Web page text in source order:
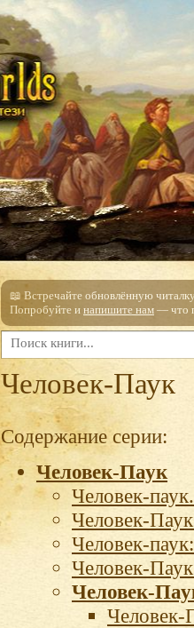
📖 Встречайте обновлённую
Попробуйте и напишите нам — что
Человек-Паук
Содержание серии:
Человек-Паук
Человек-
Человек-
Человек-
Человек-
Человек-
Человек-